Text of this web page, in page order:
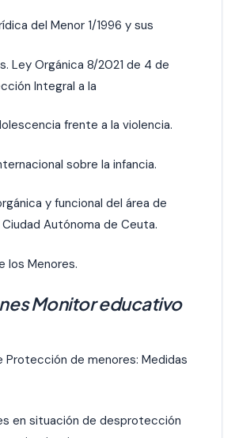
del Menor 1/1996 y sus
Ley Orgánica 8/2021 de 4 de
Integral a la
frente a la violencia.
sobre la infancia.
y funcional del área de
Autónoma de Ceuta.
los Menores.
Monitor educativo
Protección de menores: Medidas
en situación de desprotección